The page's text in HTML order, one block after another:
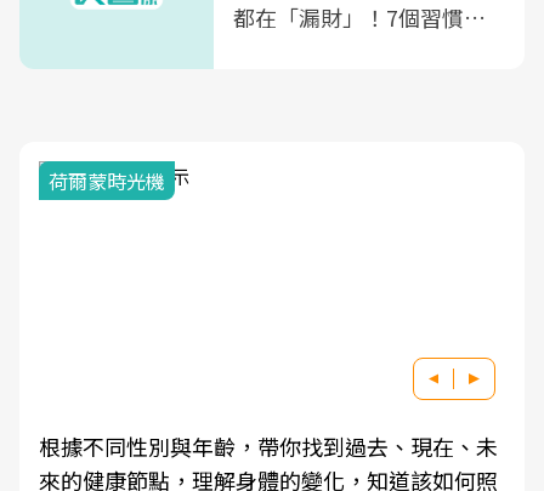
都在「漏財」！7個習慣一
荷爾蒙時光機
根據不同性別與年齡，帶你找到過去、現在、未
來的健康節點，理解身體的變化，知道該如何照